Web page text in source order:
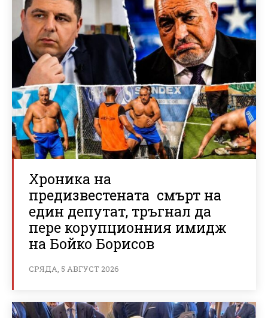
Хроника на
предизвестената смърт на
един депутат, тръгнал да
пере корупционния имидж
на Бойко Борисов
СРЯДА, 5 АВГУСТ 2026